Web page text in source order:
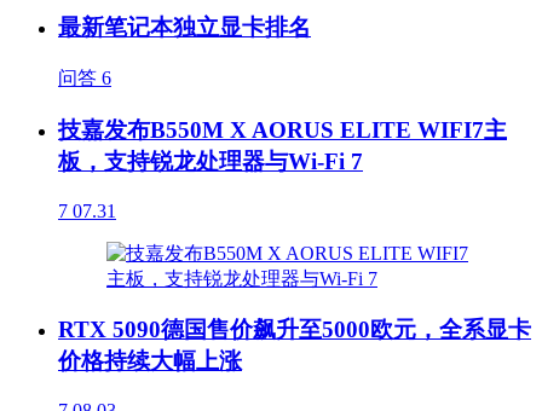
最新笔记本独立显卡排名
问答 6
技嘉发布B550M X AORUS ELITE WIFI7主
板，支持锐龙处理器与Wi-Fi 7
7 07.31
RTX 5090德国售价飙升至5000欧元，全系显卡
价格持续大幅上涨